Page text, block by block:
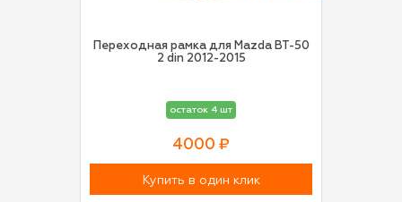
Переходная рамка для Mazda BT-50
2 din 2012-2015
остаток 4 шт
4000 ₽
Купить в один клик